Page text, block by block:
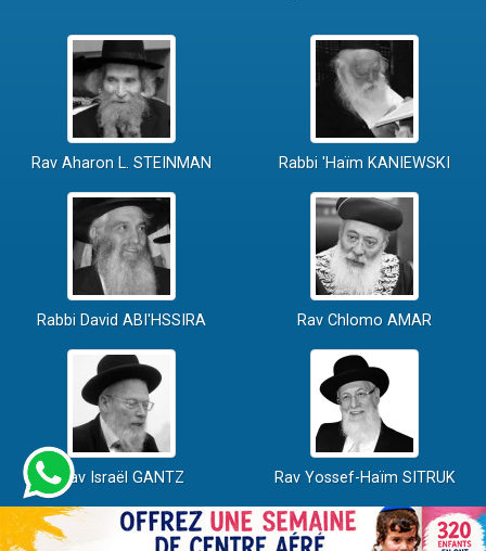
Rav Aharon L. STEINMAN Rabbi 'Haïm KANIEWSKI
Rabbi David ABI'HSSIRA Rav Chlomo AMAR
Rav Israël GANTZ Rav Yossef-Haïm SITRUK